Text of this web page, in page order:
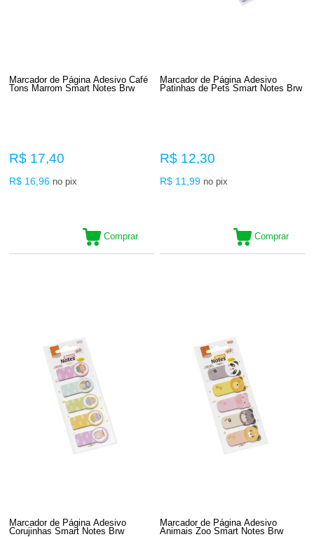
Marcador de Página Adesivo Café
Tons Marrom Smart Notes Brw
R$ 17,40
R$ 16,96 no pix
Comprar
Marcador de Página Adesivo
Patinhas de Pets Smart Notes Brw
R$ 12,30
R$ 11,99 no pix
Comprar
Marcador de Página Adesivo
Corujinhas Smart Notes Brw
Marcador de Página Adesivo
Animais Zoo Smart Notes Brw